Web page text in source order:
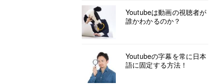
Youtubeは動画の視聴者が
誰かわかるのか？
Youtubeの字幕を常に日本
語に固定する方法！